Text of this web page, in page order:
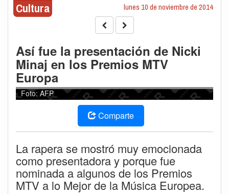
Cultura lunes 10 de noviembre de 2014
Así fue la presentación de Nicki
Minaj en los Premios MTV
Europa
Foto: AFP
Comparte
La rapera se mostró muy emocionada
como presentadora y porque fue
nominada a algunos de los Premios
MTV a lo Mejor de la Música Europea.